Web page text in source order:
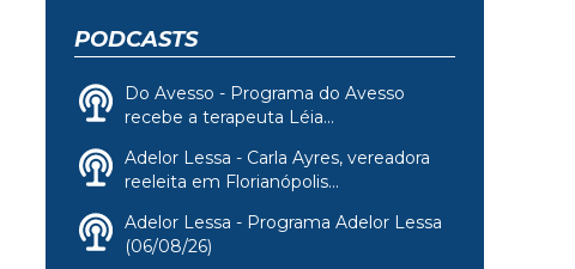
PODCASTS
Do Avesso - Programa do Avesso
recebe a terapeuta Léia...
Adelor Lessa - Carla Ayres, vereadora
reeleita em Florianópolis...
Adelor Lessa - Programa Adelor Lessa
(06/08/26)